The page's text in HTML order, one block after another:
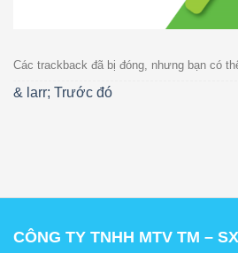
Các trackback đã bị đóng, nhưng bạn có
& larr; Trước đó
CÔNG TY TNHH MTV TM –